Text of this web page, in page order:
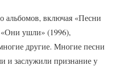
альбомов, включая «Песни
ушли» (1996),
другие. Многие песни
и заслужили признание у